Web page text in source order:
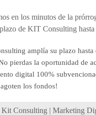
amplía su plazo hasta
pierdas la oportunidad de
digital 100%
los fondos!
Kit Consulting | Marketing